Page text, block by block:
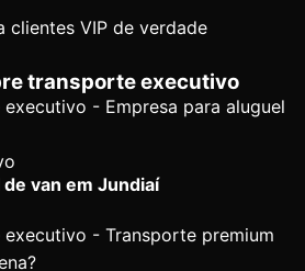
clientes VIP de verdade
transporte executivo
van em Jundiaí